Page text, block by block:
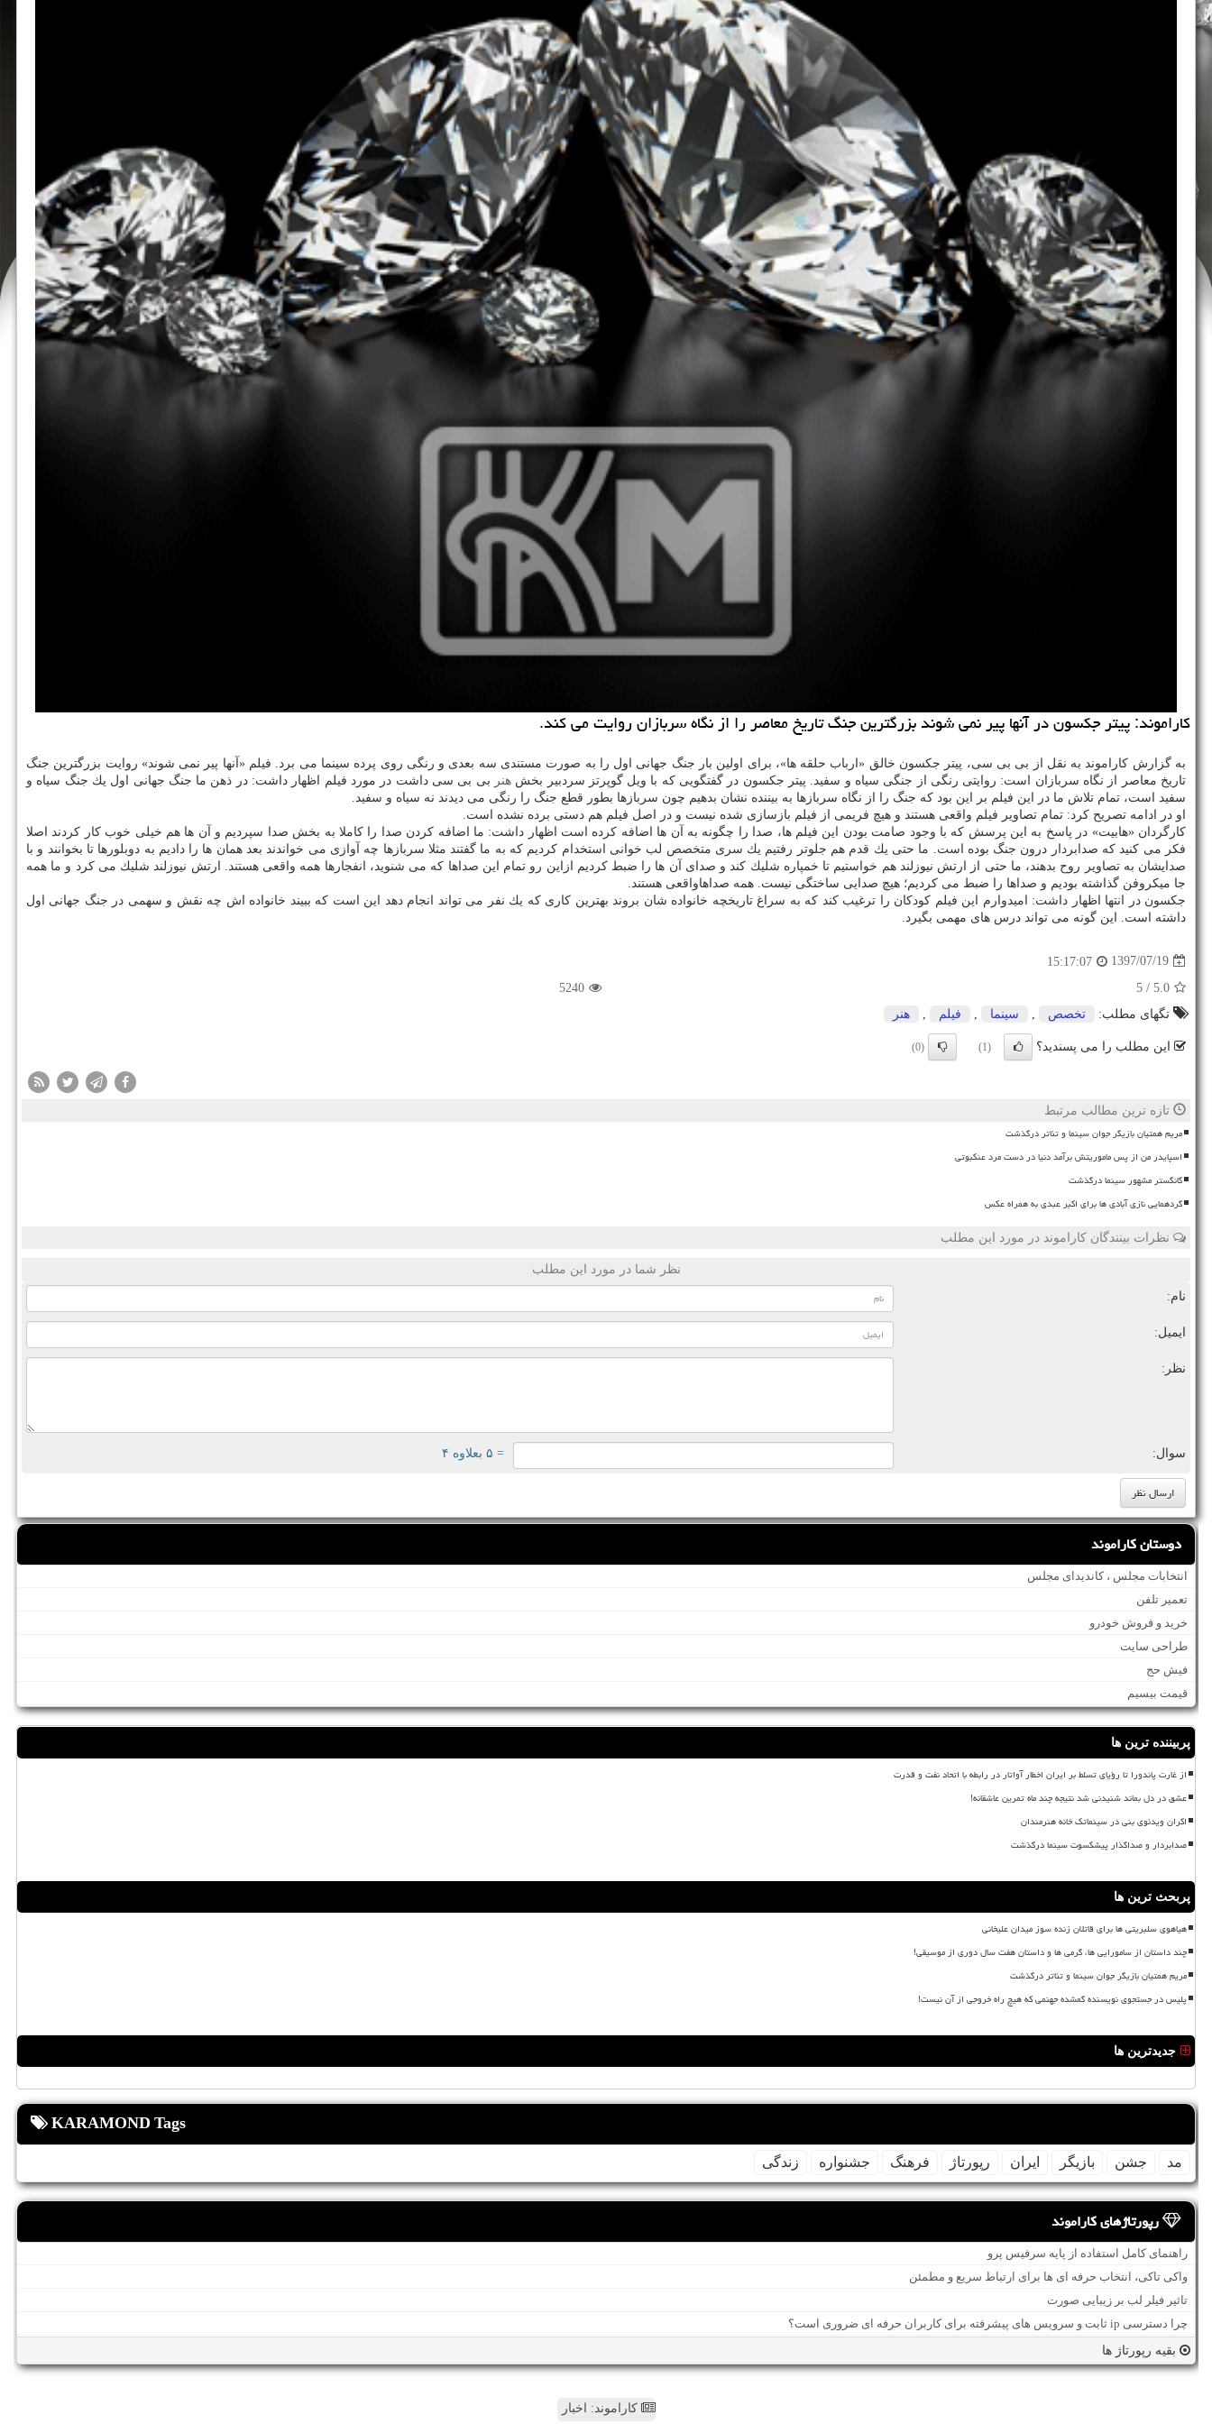
كاراموند: پیتر جكسون در آنها پیر نمی شوند بزرگترین جنگ تاریخ معاصر را از نگاه سربازان روایت می كند.
به گزارش كاراموند به نقل از بی بی سی، پیتر جكسون خالق «ارباب حلقه ها»، برای اولین بار جنگ جهانی اول را به صورت مستندی سه بعدی و رنگی روی پرده سینما می برد. فیلم «آنها پیر نمی شوند» روایت بزرگترین جنگ
تاریخ معاصر از نگاه سربازان است: روایتی رنگی از جنگی سیاه و سفید. پیتر جكسون در گفتگویی كه با ویل گوپرتز سردبیر بخشهنر بی بی سی داشت در مورد فیلم اظهار داشت: در ذهن ما جنگ جهانی اول یك جنگ سیاه و
سفید است، تمام تلاش ما در این فیلم بر این بود كه جنگ را از نگاه سربازها به بیننده نشان بدهیم چون سربازها بطور قطع جنگ را رنگی می دیدند نه سیاه و سفید.
او در ادامه تصریح كرد: تمام تصاویر فیلم واقعی هستند و هیچ فریمی از فیلم بازسازی شده نیست و در اصل فیلم هم دستی برده نشده است.
كارگردان «هابیت» در پاسخ به این پرسش كه با وجود صامت بودن این فیلم ها، صدا را چگونه به آن ها اضافه كرده است اظهار داشت: ما اضافه كردن صدا را كاملا به بخش صدا سپردیم و آن ها هم خیلی خوب كار كردند اصلا
فكر می كنید كه صدابردار درون جنگ بوده است. ما حتی یك قدم هم جلوتر رفتیم یك سری متخصص لب خوانی استخدام كردیم كه به ما گفتند مثلا سربازها چه آوازی می خواندند بعد همان ها را دادیم به دوبلورها تا بخوانند و با
صدایشان به تصاویر روح بدهند، ما حتی از ارتش نیوزلند هم خواستیم تا خمپاره شلیك كند و صدای آن ها را ضبط كردیم ازاین رو تمام این صداها كه می شنوید، انفجارها همه واقعی هستند. ارتش نیوزلند شلیك می كرد و ما همه
جا میكروفن گذاشته بودیم و صداها را ضبط می كردیم؛ هیچ صدایی ساختگی نیست. همه صداهاواقعی هستند.
جكسون در انتها اظهار داشت: امیدوارم این فیلم كودكان را ترغیب كند كه به سراغ تاریخچه خانواده شان بروند بهترین كاری كه یك نفر می تواند انجام دهد این است كه ببیند خانواده اش چه نقش و سهمی در جنگ جهانی اول
داشته است. این گونه می تواند درس های مهمی بگیرد.
1397/07/19
15:17:07
5.0
/ 5
5240
تگهای مطلب:
تخصص سینما فیلم هنر
این مطلب را می پسندید؟ (1)
(0)
تازه ترین مطالب مرتبط
مریم همتیان بازیگر جوان سینما و تئاتر درگذشت
اسپایدر من از پس ماموریتش برآمد دنیا در دست مرد عنکبوتی
گانگستر مشهور سینما درگذشت
گردهمایی نازی آبادی ها برای اکبر عبدی به همراه عکس
نظرات بینندگان کاراموند در مورد این مطلب
نظر شما در مورد این مطلب
نام:
ایمیل:
نظر:
سوال: = ۵ بعلاوه ۴
دوستان کاراموند
انتخابات مجلس ، کاندیدای مجلس
تعمیر تلفن
خرید و فروش خودرو
طراحی سایت
فیش حج
قیمت بیسیم
پربیننده ترین ها
از غارت پاندورا تا رؤیای تسلط بر ایران اخطار آواتار در رابطه با اتحاد نفت و قدرت
عشق در دل بماند شنیدنی شد نتیجه چند ماه تمرین عاشقانه!
اکران ویدئوی بنی در سینماتک خانه هنرمندان
صدابردار و صداگذار پیشکسوت سینما درگذشت
پربحث ترین ها
هیاهوی سلبریتی ها برای قاتلان زنده سوز میدان علیخانی
چند داستان از سامورایی ها، گرمی ها و داستان هفت سال دوری از موسیقی!
مریم همتیان بازیگر جوان سینما و تئاتر درگذشت
پلیس در جستجوی نویسنده گمشده جهنمی که هیچ راه خروجی از آن نیست!
جدیدترین ها
KARAMOND Tags
مد جشن بازیگر ایران رپورتاژ فرهنگ جشنواره زندگی
رپورتاژهای کاراموند
راهنمای کامل استفاده از پایه سرفیس پرو
واکی تاکی، انتخاب حرفه ای ها برای ارتباط سریع و مطمئن
تاثیر فیلر لب بر زیبایی صورت
چرا دسترسی ip ثابت و سرویس های پیشرفته برای کاربران حرفه ای ضروری است؟
بقیه رپورتاژ ها
کاراموند: اخبار